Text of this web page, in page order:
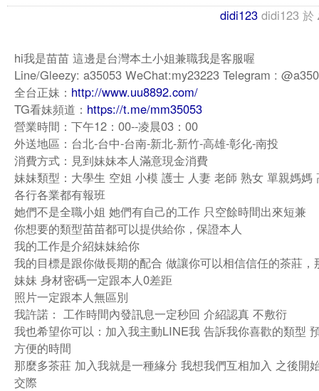
didi123 didi123 於
hi我是苗苗 這邊是台灣本土小姐兼職我是客服喔
Line/Gleezy: a35053 WeChat:my23223 Telegram :
全台正妹： http://www.uu8892.com/
TG看妹頻道： https://t.me/mm35053
營業時間：下午12：00--凌晨03：00
外送地區：台北-台中-台南-新北-新竹-高雄-彰化-南投
消費方式：見到妹妹本人滿意現金消費
妹妹類型：大學生 空姐 小模 護士 人妻 老師 熟女 單親媽媽
各行各業都有報班
她們不是全職小姐 她們有自己的工作 只空餘時間出來短兼
你想要的類型苗苗都可以提供給你，保證本人
我的工作是介紹妹妹給你
我的目標是跟你做長期的配合 做讓你可以相信信任的茶莊，
妹妹 身材密碼一定跟本人0差距
照片一定跟本人無區別
我許諾： 工作時間內發訊息一定秒回 介紹認真 不敷衍
我也希望你可以：加入我主動LINE我 告訴我你喜歡的類型
方便的時間
那麼多茶莊 加入我就是一種緣分 我想我們互相加入 之後開
交際